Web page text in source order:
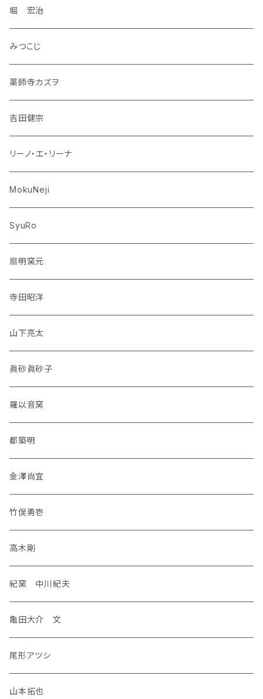
堀 宏治
みつこじ
薬師寺カズヲ
吉田健宗
リーノ・エ・リーナ
MokuNeji
SyuRo
扇明窯元
寺田昭洋
山下亮太
眞砂眞砂子
羅以音窯
都築明
金澤尚宜
竹俣勇壱
高木剛
紀窯 中川紀夫
亀田大介 文
尾形アツシ
山本拓也